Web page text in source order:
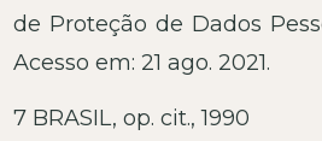
de Proteção de Dados
Acesso em: 21 ago. 2021.
7 BRASIL, op. cit., 1990